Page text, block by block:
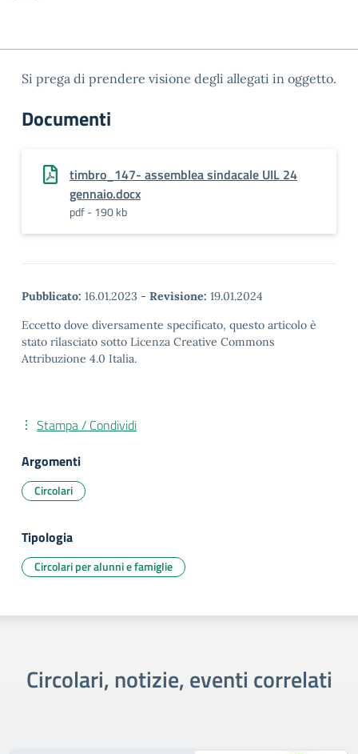
Si prega di prendere visione degli allegati in oggetto.
Documenti
timbro_147- assemblea sindacale UIL 24
gennaio.docx
pdf - 190 kb
Pubblicato: 16.01.2023 - Revisione: 19.01.2024
Eccetto dove diversamente specificato, questo articolo è
stato rilasciato sotto Licenza Creative Commons
Attribuzione 4.0 Italia.
Stampa / Condividi
Argomenti
Circolari
Tipologia
Circolari per alunni e famiglie
Circolari, notizie, eventi correlati